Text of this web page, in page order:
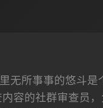
无所事事的悠斗
内容的社群审查员